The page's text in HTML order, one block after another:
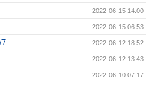
2022-06-15 14:00
2022-06-15 06:53
7 2022-06-12 18:52
2022-06-12 13:43
2022-06-10 07:17